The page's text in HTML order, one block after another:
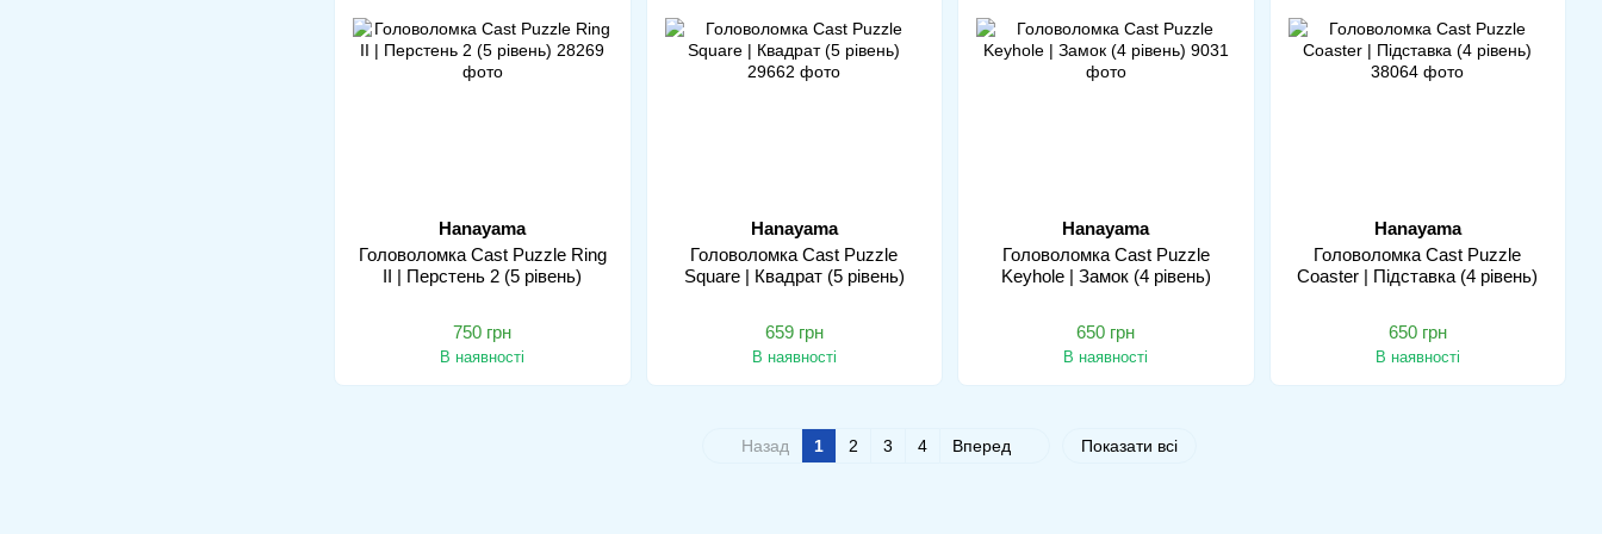
Hanayama
Головоломка Cast Puzzle Ring
II | Перстень 2 (5 рівень)
750 грн
В наявності
Hanayama
Головоломка Cast Puzzle
Square | Квадрат (5 рівень)
659 грн
В наявності
Hanayama
Головоломка Cast Puzzle
Keyhole | Замок (4 рівень)
650 грн
В наявності
Hanayama
Головоломка Cast Puzzle
Coaster | Підставка (4 рівень)
650 грн
В наявності
Назад 1 2 3 4 Вперед Показати всі